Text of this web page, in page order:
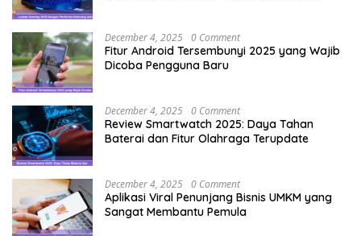
December 4, 2025 0 Comment
Fitur Android Tersembunyi 2025 yang Wajib
Dicoba Pengguna Baru
December 4, 2025 0 Comment
Review Smartwatch 2025: Daya Tahan
Baterai dan Fitur Olahraga Terupdate
December 4, 2025 0 Comment
Aplikasi Viral Penunjang Bisnis UMKM yang
Sangat Membantu Pemula